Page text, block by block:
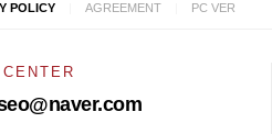
POLICY AGREEMENT PC VER